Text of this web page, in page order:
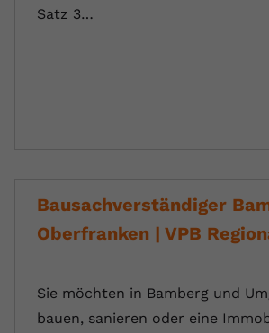
Satz 3…
Bausachverständiger
Oberfranken | VPB
Sie möchten in Bamberg und
bauen, sanieren oder eine